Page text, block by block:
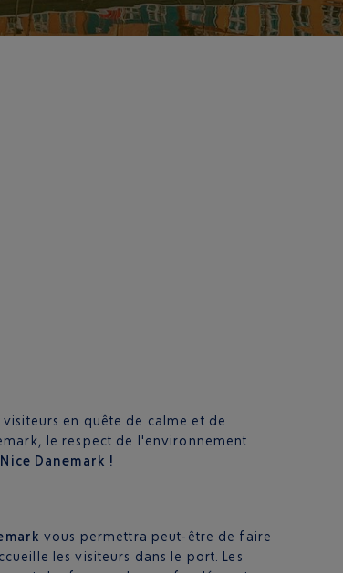
en quête de calme et de
le respect de l'environnement
Danemark !
vous permettra peut-être de faire
les visiteurs dans le port. Les